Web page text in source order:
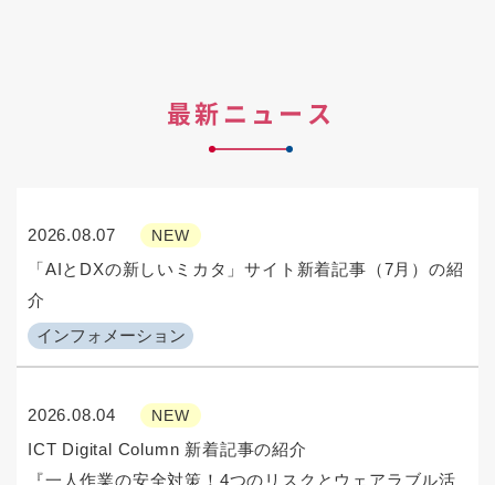
最新ニュース
2026.08.07 NEW
インフォメーション
「AIとDXの新しいミカタ」サイト新着記事（7月）の紹
介
2026.08.04 NEW
ICT Digital Column 新着記事の紹介
『一人作業の安全対策！4つのリスクとウェアラブル活